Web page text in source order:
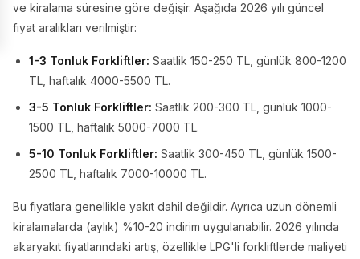
ve kiralama süresine göre değişir. Aşağıda 2026 yılı güncel
fiyat aralıkları verilmiştir:
1-3 Tonluk Forkliftler: Saatlik 150-250 TL, günlük 800-1200
TL, haftalık 4000-5500 TL.
3-5 Tonluk Forkliftler: Saatlik 200-300 TL, günlük 1000-
1500 TL, haftalık 5000-7000 TL.
5-10 Tonluk Forkliftler: Saatlik 300-450 TL, günlük 1500-
2500 TL, haftalık 7000-10000 TL.
Bu fiyatlara genellikle yakıt dahil değildir. Ayrıca uzun dönemli
kiralamalarda (aylık) %10-20 indirim uygulanabilir. 2026 yılında
akaryakıt fiyatlarındaki artış, özellikle LPG'li forkliftlerde maliyeti